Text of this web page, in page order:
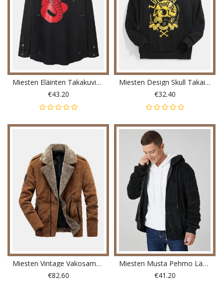
Miesten Eläinten Takakuvio Rintaneule Double Pocket Musta Denim Takki
€43.20
Miesten Design Skull Takaisin Print Kangaroo Pocket Mustat Hupparit
€32.40
Miesten Vintage Vakosametti Yksivärinen Paksu Fleece Käänne Rento Lämmin Takki
€82.60
Miesten Musta Pehmo Lämmin Pitkähihainen Tasku Nalletakki
€41.20